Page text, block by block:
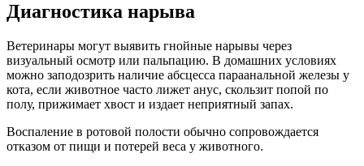
Диагностика нарыва
Ветеринары могут выявить гнойные нарывы через
визуальный осмотр или пальпацию. В домашних условиях
можно заподозрить наличие абсцесса параанальной железы у
кота, если животное часто лижет анус, скользит попой по
полу, прижимает хвост и издает неприятный запах.
Воспаление в ротовой полости обычно сопровождается
отказом от пищи и потерей веса у животного.